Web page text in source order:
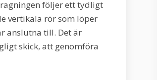
följer ett tydligt
vertikala rör som löper
anslutna till. Det är
skick, att genomföra